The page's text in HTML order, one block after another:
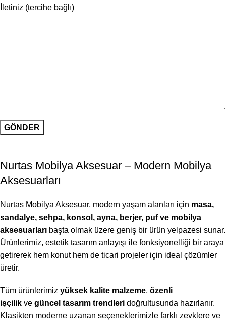
İletiniz (tercihe bağlı)
Nurtas Mobilya Aksesuar – Modern Mobilya
Aksesuarları
Nurtas Mobilya Aksesuar, modern yaşam alanları için masa,
sandalye, sehpa, konsol, ayna, berjer, puf ve mobilya
aksesuarları başta olmak üzere geniş bir ürün yelpazesi sunar.
Ürünlerimiz, estetik tasarım anlayışı ile fonksiyonelliği bir araya
getirerek hem konut hem de ticari projeler için ideal çözümler
üretir.
Tüm ürünlerimiz yüksek kalite malzeme, özenli
işçilik ve güncel tasarım trendleri doğrultusunda hazırlanır.
Klasikten moderne uzanan seçeneklerimizle farklı zevklere ve